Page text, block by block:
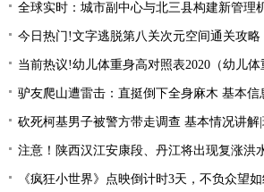
全球实时：城市副中心与北三县构建新管理机制！北三县
今日热门!文字逃脱第八关次元空间通关攻略
当前热议!幼儿体重身高对照表2020（幼儿体
驴友爬山遭雷击：直挺倒下全身麻木 基本信
砍死柯基男子被警方带走调查 基本情况讲解
注意！陕西汉江安康段、丹江将出现复涨洪
《疯狂小世界》点映倒计时3天，不负众望